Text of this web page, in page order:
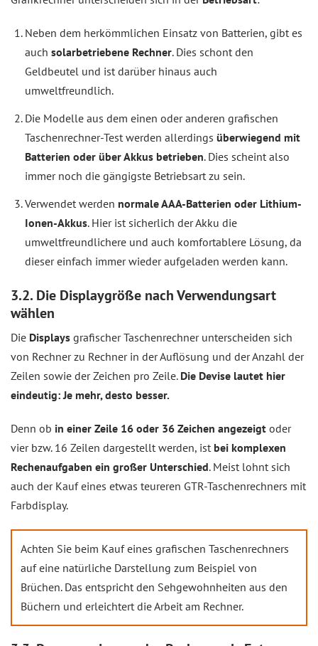
Neben dem herkömmlichen Einsatz von Batterien, gibt es
auch solarbetriebene Rechner. Dies schont den
Geldbeutel und ist darüber hinaus auch
umweltfreundlich.
Die Modelle aus dem einen oder anderen grafischen
Taschenrechner-Test werden allerdings überwiegend mit
Batterien oder über Akkus betrieben. Dies scheint also
immer noch die gängigste Betriebsart zu sein.
Verwendet werden normale AAA-Batterien oder Lithium-
Ionen-Akkus. Hier ist sicherlich der Akku die
umweltfreundlichere und auch komfortablere Lösung, da
dieser einfach immer wieder aufgeladen werden kann.
3.2. Die Displaygröße nach Verwendungsart
wählen
Die Displays grafischer Taschenrechner unterscheiden sich
von Rechner zu Rechner in der Auflösung und der Anzahl der
Zeilen sowie der Zeichen pro Zeile. Die Devise lautet hier
eindeutig: Je mehr, desto besser.
Denn ob in einer Zeile 16 oder 36 Zeichen angezeigt oder
vier bzw. 16 Zeilen dargestellt werden, ist bei komplexen
Rechenaufgaben ein großer Unterschied. Meist lohnt sich
auch der Kauf eines etwas teureren GTR-Taschenrechners mit
Farbdisplay.
Achten Sie beim Kauf eines grafischen Taschenrechners
auf eine natürliche Darstellung zum Beispiel von
Brüchen. Das entspricht den Sehgewohnheiten aus den
Büchern und erleichtert die Arbeit am Rechner.